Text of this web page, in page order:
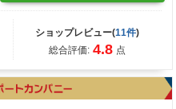
ショップレビュー(11件)
総合評価: 4.8 点